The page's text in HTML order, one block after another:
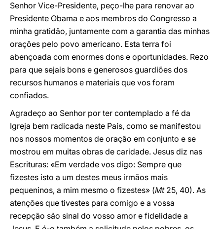
Senhor Vice-Presidente, peço-lhe para renovar ao
Presidente Obama e aos membros do Congresso a
minha gratidão, juntamente com a garantia das minhas
orações pelo povo americano. Esta terra foi
abençoada com enormes dons e oportunidades. Rezo
para que sejais bons e generosos guardiões dos
recursos humanos e materiais que vos foram
confiados.
Agradeço ao Senhor por ter contemplado a fé da
Igreja bem radicada neste País, como se manifestou
nos nossos momentos de oração em conjunto e se
mostrou em muitas obras de caridade. Jesus diz nas
Escrituras: «Em verdade vos digo: Sempre que
fizestes isto a um destes meus irmãos mais
pequeninos, a mim mesmo o fizestes» (Mt25, 40). As
atenções que tivestes para comigo e a vossa
recepção são sinal do vosso amor e fidelidade a